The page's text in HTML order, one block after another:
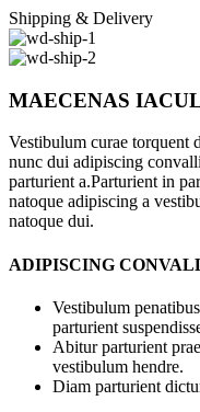
Shipping & Delivery
MAECENAS
Vestibulum curae torquent
nunc dui adipiscing
parturient a.Parturient in
natoque adipiscing a
natoque dui.
ADIPISCING
Vestibulum
parturient
Abitur parturient
vestibulum hendre.
Diam parturient